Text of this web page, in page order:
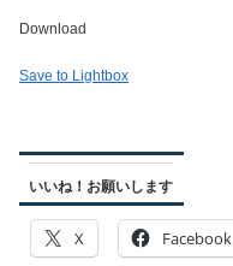
Download
Save to Lightbox
いいね！お願いします
X Facebook